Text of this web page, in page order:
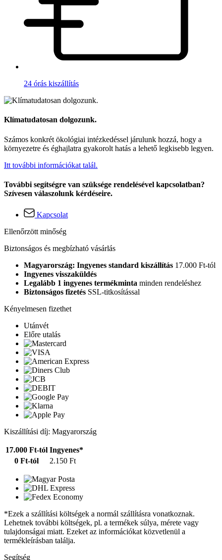
24 órás kiszállítás
Klímatudatosan dolgozunk.
Számos konkrét ökológiai intézkedéssel járulunk hozzá, hogy a
környezetre és éghajlatra gyakorolt hatás a lehető legkisebb legyen.
Itt további információkat talál.
További segítségre van szüksége rendelésével kapcsolatban?
Szívesen válaszolunk kérdéseire.
Kapcsolat
Ellenőrzött minőség
Biztonságos és megbízható vásárlás
Magyarország: Ingyenes standard kiszállítás 17.000 Ft-tól
Ingyenes visszaküldés
Legalább 1 ingyenes termékminta minden rendeléshez
Biztonságos fizetés SSL-titkosítással
Kényelmesen fizethet
Utánvét
Előre utalás
Kiszállítási díj: Magyarország
17.000 Ft-tól Ingyenes*
0 Ft-tól
2.150 Ft
*Ezek a szállítási költségek a normál szállításra vonatkoznak.
Lehetnek további költségek, pl. a termékek súlya, mérete vagy
tulajdonságai miatt. Ezeket az információkat közvetlenül a
termékleírásban találja.
Segítség